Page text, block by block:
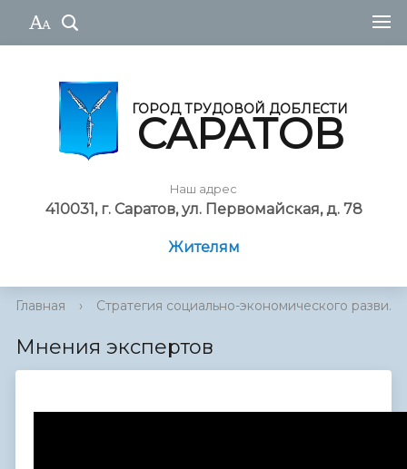
ГОРОД ТРУДОВОЙ ДОБЛЕСТИ
САРАТОВ
Наш адрес
410031, г. Саратов, ул. Первомайская, д. 78
Жителям
Главная › Стратегия социально-экономического разви...
Мнения экспертов